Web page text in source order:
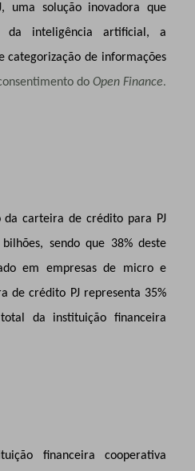
uma solução inovadora que
da inteligência artificial, a
categorização de informações
do Open Finance.
da carteira de crédito para PJ
bilhões, sendo que 38% deste
em empresas de micro e
de crédito PJ representa 35%
da instituição financeira
financeira cooperativa